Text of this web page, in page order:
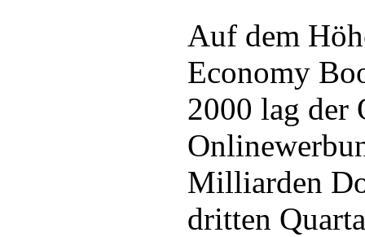
Auf dem
Economy
2000 lag der
Milliarden
dritten